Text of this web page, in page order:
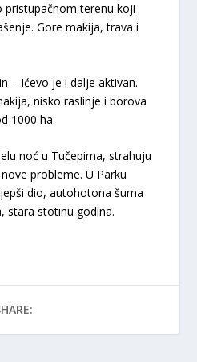
terenu koji
Gore makija, trava i
– Ićevo je i dalje aktivan.
nisko raslinje i borova
1000 ha.
noć u Tučepima, strahuju
probleme. U Parku
dio, autohotona šuma
stara stotinu godina.